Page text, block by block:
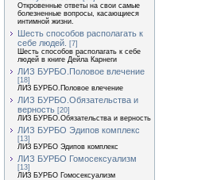
Откровенные ответы на свои самые
болезненные вопросы, касающиеся
интимной жизни.
Шесть способов располагать к
себе людей.
[7]
Шесть способов располагать к себе
людей в книге Дейла Карнеги
ЛИЗ БУРБО.Половое влечение
[18]
ЛИЗ БУРБО.Половое влечение
ЛИЗ БУРБО.Обязательства и
верность [20]
ЛИЗ БУРБО.Обязательства и верность
ЛИЗ БУРБО Эдипов комплекс
[13]
ЛИЗ БУРБО Эдипов комплекс
ЛИЗ БУРБО Гомосексуализм
[13]
ЛИЗ БУРБО Гомосексуализм